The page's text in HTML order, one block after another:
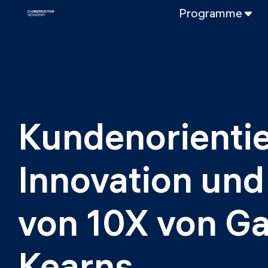
Programme
DevOps
LLMOps
Innovation
von 10X von